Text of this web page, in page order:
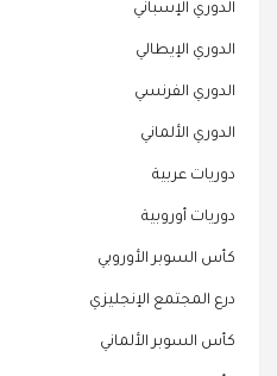
الدوري الإسباني
الدوري الإيطالي
الدوري الفرنسي
الدوري الألماني
دوريات عربية
دوريات أوروبية
كأس السوبر الأوروبي
درع المجتمع الإنجليزي
كأس السوبر الألماني